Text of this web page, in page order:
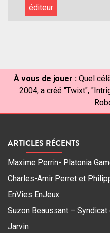
éditeur
À vous de jouer : Quel
2004, a créé "Twixt",
ARTICLES RÉCENTS
Maxime Perrin- Platonia
Charles-Amir Perret et
EnVies EnJeux
Suzon Beaussant –
Jarvin